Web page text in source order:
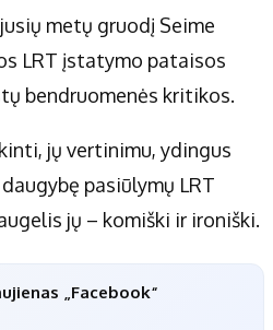
metų gruodį Seime
LRT įstatymo pataisos
bendruomenės kritikos.
jų vertinimu, ydingus
pasiūlymų LRT
jų – komiški ir ironiški.
„Facebook“